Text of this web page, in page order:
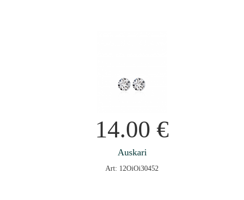
14.00€
Auskari
Art: 12OiOi30452